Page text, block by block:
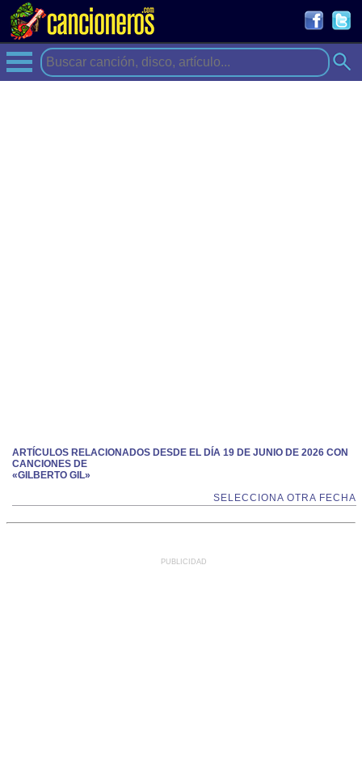
ARTÍCULOS RELACIONADOS DESDE EL DÍA 19 DE JUNIO DE 2026 CON
CANCIONES DE
«GILBERTO GIL»
SELECCIONA OTRA FECHA
PUBLICIDAD